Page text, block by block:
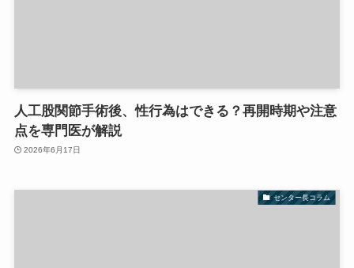
人工股関節手術後、性行為はできる？再開時期や注意
点を専門医が解説
2026年6月17日
センター長コラム